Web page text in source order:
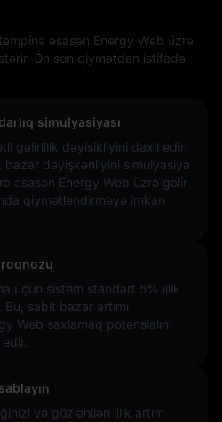
əsasən Energy Web üzrə
Ən son qiymətdən istifadə
simulyasiyası
gəlirlilik dəyişikliyini daxil edin
dəyişkənliyini simulyasiya
əsasən Energy Web üzrə gəlir
qiymətləndirməyə imkan
üçün sistem standart 5% illik
sabit bazar artımı
Web saxlamaq potensialını
və gözlənilən illik artım